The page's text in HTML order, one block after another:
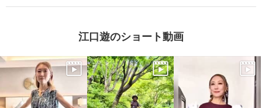
江口遊のショート動画